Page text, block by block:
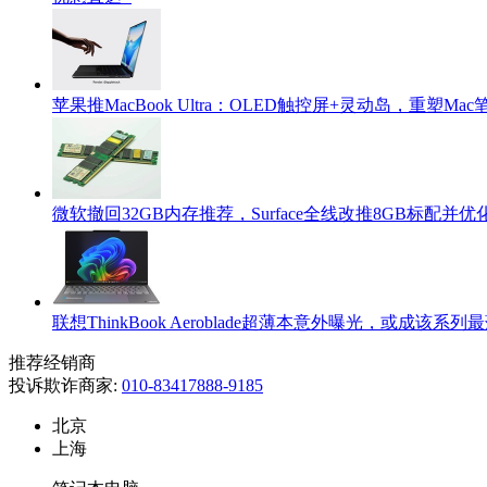
苹果推MacBook Ultra：OLED触控屏+灵动岛，重塑Mac
微软撤回32GB内存推荐，Surface全线改推8GB标配并优
联想ThinkBook Aeroblade超薄本意外曝光，或成该系列
推荐经销商
投诉欺诈商家: 010-83417888-9185
北京
上海